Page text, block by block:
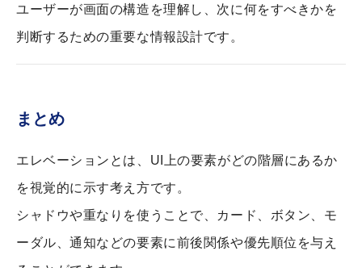
ユーザーが画面の構造を理解し、次に何をすべきかを
判断するための重要な情報設計です。
まとめ
エレベーションとは、UI上の要素がどの階層にあるか
を視覚的に示す考え方です。
シャドウや重なりを使うことで、カード、ボタン、モ
ーダル、通知などの要素に前後関係や優先順位を与え